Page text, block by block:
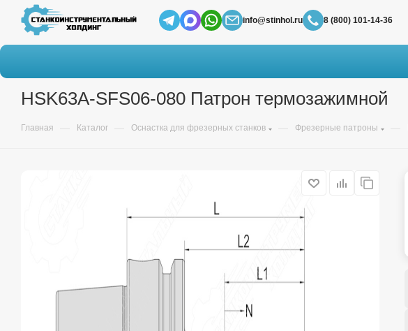
info@stinhol.ru 8 (800) 101-14-36
HSK63A-SFS06-080 Патрон термозажимной
Главная — Каталог — Оснастка для фрезерных станков — Фрезерные патроны —